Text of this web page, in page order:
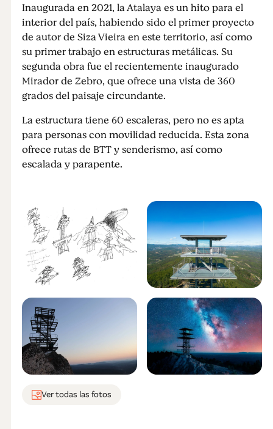
Inaugurada en 2021, la Atalaya es un hito para el
interior del país, habiendo sido el primer proyecto
de autor de Siza Vieira en este territorio, así como
su primer trabajo en estructuras metálicas. Su
segunda obra fue el recientemente inaugurado
Mirador de Zebro, que ofrece una vista de 360
grados del paisaje circundante.
La estructura tiene 60 escaleras, pero no es apta
para personas con movilidad reducida. Esta zona
ofrece rutas de BTT y senderismo, así como
escalada y parapente.
Ver todas las fotos